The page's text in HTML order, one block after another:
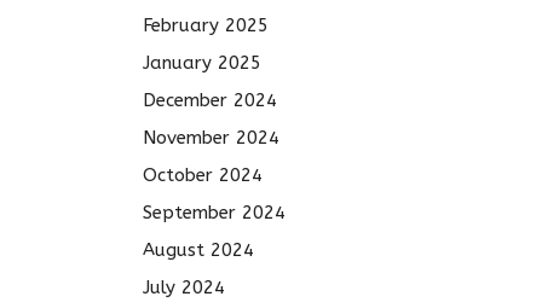
February 2025
January 2025
December 2024
November 2024
October 2024
September 2024
August 2024
July 2024